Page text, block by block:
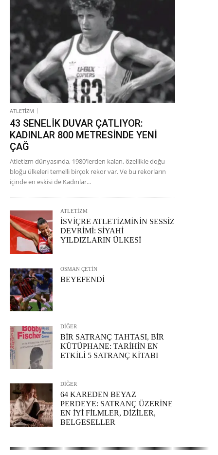
ATLETİZM
43 SENELİK DUVAR ÇATLIYOR:
KADINLAR 800 METRESİNDE YENİ
ÇAĞ
Atletizm dünyasında, 1980'lerden kalan, özellikle doğu
bloğu ülkeleri temelli birçok rekor var. Ve bu rekorların
içinde en eskisi de Kadınlar...
ATLETİZM
İSVİÇRE ATLETİZMİNİN SESSİZ
DEVRİMİ: SİYAHİ
YILDIZLARIN ÜLKESİ
OSMAN ÇETİN
BEYEFENDİ
DİĞER
BİR SATRANÇ TAHTASI, BİR
KÜTÜPHANE: TARİHİN EN
ETKİLİ 5 SATRANÇ KİTABI
DİĞER
64 KAREDEN BEYAZ
PERDEYE: SATRANÇ ÜZERİNE
EN İYİ FİLMLER, DİZİLER,
BELGESELLER